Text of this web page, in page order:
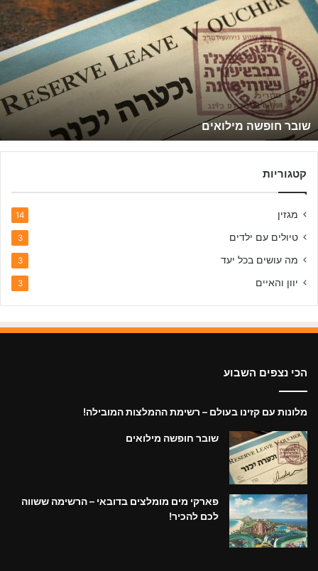
ו
ב
ר
פ
ש
י
ל
שובר חופשה מילואים
קטגוריות
מגזין 14
טיולים עם ילדים 3
מה עושים בכל יעד 3
יוון והאיים 3
הכי נצפים השבוע
מלונות עם קזינו בעולם – רשימת ההמלצות המובילה!
שובר חופשה מילואים
פארקי מים מומלצים בדובאי – הרשימה ששווה
לכם להכיר!